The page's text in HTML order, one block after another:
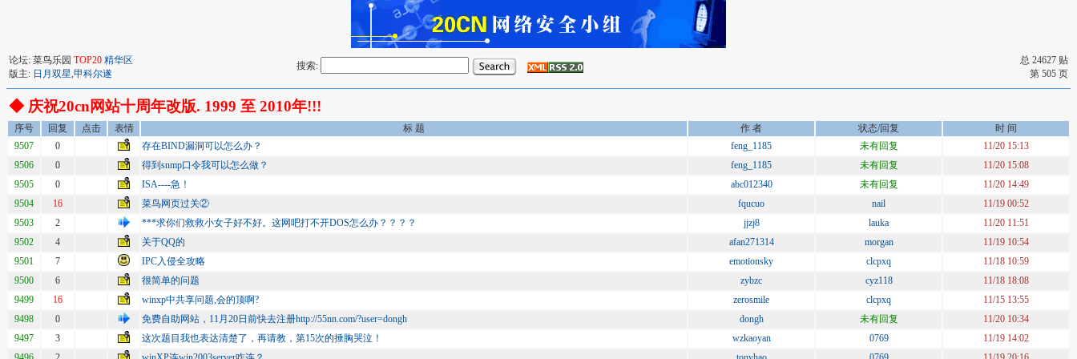
论坛: 菜鸟乐园 TOP20 精华区
版主: 日月双星,甲科尔遂
搜索:
总 24627 贴
第 505 页
◆ 庆祝20cn网站十周年改版. 1999 至 2010年!!!
序号 回复 点击 表情 标 题 作 者 状态/回复
时 间
9507
0 存在BIND漏洞可以怎么办？ feng_1185 未有回复
11/20 15:13
9506
0 得到snmp口令我可以怎么做？ feng_1185 未有回复
11/20 15:08
9505
0 ISA----急！ abc012340 未有回复
11/20 14:49
9504
16 菜鸟网页过关② fqucuo nail
11/19 00:52
9503
2 ***求你们救救小女子好不好。这网吧打不开DOS怎么办？？？？ jjzj8 lauka
11/20 11:51
9502
4 关于QQ的 afan271314 morgan
11/19 10:54
9501
7 IPC入侵全攻略 emotionsky clcpxq
11/18 10:59
9500
6 很简单的问题 zybzc cyz118
11/18 18:08
9499
16 winxp中共享问题,会的顶啊? zerosmile clcpxq
11/15 13:55
9498
0 免费自助网站，11月20日前快去注册http://55nn.com/?user=dongh dongh 未有回复
11/20 10:34
9497
3 这次题目我也表达清楚了，再请教，第15次的捶胸哭泣！ wzkaoyan 0769
11/19 14:02